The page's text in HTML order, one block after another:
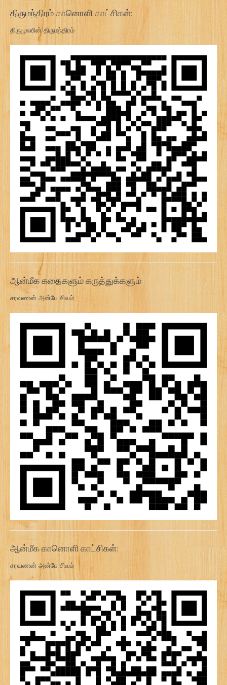
திருமந்திரம் கானொளி காட்சிகள்:
திருமூலரின் திருமந்திரம்
ஆன்மீக கதைகளும் கருத்துக்களும்:
சரவணன் அன்பே சிவம்
ஆன்மீக கானொளி காட்சிகள்:
சரவணன் அன்பே சிவம்